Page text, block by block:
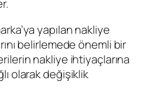
yapılan nakliye
belirlemede önemli bir
nakliye ihtiyaçlarına
olarak değişiklik